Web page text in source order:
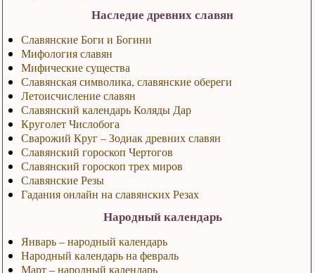
Наследие древних славян
Славянские Боги и Богини
Мифология славян
Мифические существа
Славянская символика, славянские обереги
Летоисчисление славян
Славянский календарь Коляды Дар
Круголет Числобога
Сварожий Круг – Зодиак древних славян
Славянский гороскоп Чертогов
Славянский гороскоп трех миров
Славянские Резы
Гадания онлайн на славянских Резах
Народный календарь
Январь – народный календарь
Народный календарь на февраль
Март – народный календарь